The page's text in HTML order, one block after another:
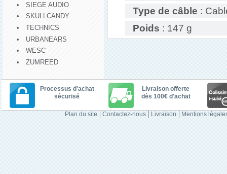
SIEGE AUDIO
SKULLCANDY
TECHNICS
URBANEARS
WESC
ZUMREED
Type de câble :
Poids : 147 g
Processus d'achat
sécurisé
Livraison offerte
dès 100€ d'achat
Plan du site Contactez-nous Livraison Mentions